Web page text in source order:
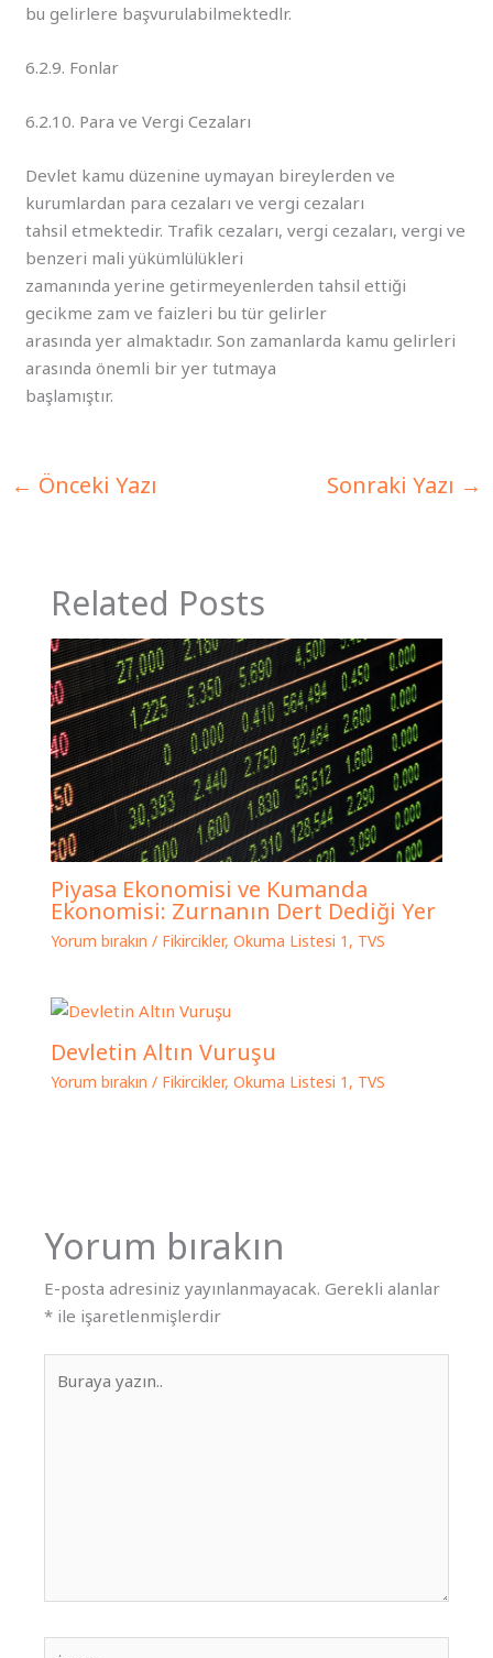
bu gelirlere başvurulabilmektedlr.
6.2.9. Fonlar
6.2.10. Para ve Vergi Cezaları
Devlet kamu düzenine uymayan bireylerden ve
kurumlardan para cezaları ve vergi cezaları
tahsil etmektedir. Trafik cezaları, vergi cezaları, vergi ve
benzeri mali yükümlülükleri
zamanında yerine getirmeyenlerden tahsil ettiği
gecikme zam ve faizleri bu tür gelirler
arasında yer almaktadır. Son zamanlarda kamu gelirleri
arasında önemli bir yer tutmaya
başlamıştır.
← Önceki Yazı Sonraki Yazı →
Related Posts
Piyasa Ekonomisi ve Kumanda
Ekonomisi: Zurnanın Dert Dediği Yer
Yorum bırakın / Fikircikler, Okuma Listesi 1 , TVS
Devletin Altın Vuruşu
Yorum bırakın / Fikircikler, Okuma Listesi 1 , TVS
Yorum bırakın
E-posta adresiniz yayınlanmayacak. Gerekli alanlar
* ile işaretlenmişlerdir
yazın..
İsim*